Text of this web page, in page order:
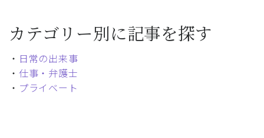
カテゴリー別に記事を探す
・ 日常の出来事
・ 仕事・弁護士
・ プライベート